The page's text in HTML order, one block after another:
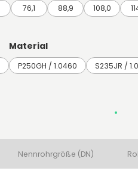
76,1 88,9 108,0
Material
P250GH / 1.0460 S235JR /
Nennrohrgröße (DN)